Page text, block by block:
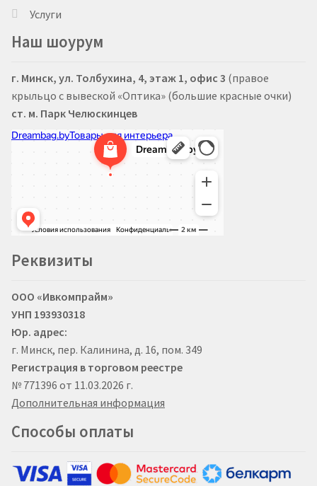
Услуги
Наш шоурум
г. Минск, ул. Толбухина, 4, этаж 1, офис 3 (правое
крыльцо с вывеской «Оптика» (большие красные очки)
ст. м. Парк Челюскинцев
Реквизиты
ООО «Ивкомпрайм»
УНП 193930318
Юр. адрес:
г. Минск, пер. Калинина, д. 16, пом. 349
Регистрация в торговом реестре
№ 771396 от 11.03.2026 г.
Дополнительная информация
Способы оплаты